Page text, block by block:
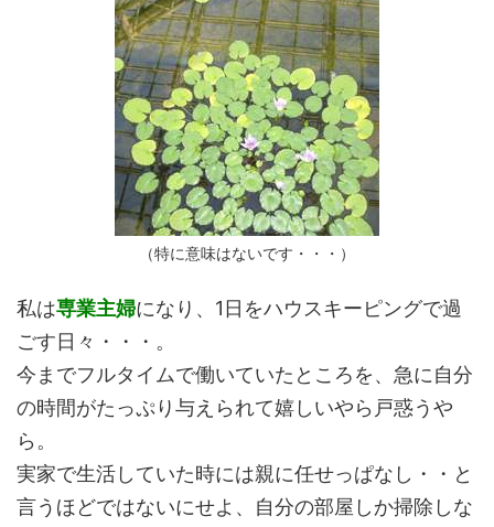
（特に意味はないです・・・）
私は専業主婦になり、1日をハウスキーピングで過
ごす日々・・・。
今までフルタイムで働いていたところを、急に自分
の時間がたっぷり与えられて嬉しいやら戸惑うや
ら。
実家で生活していた時には親に任せっぱなし・・と
言うほどではないにせよ、自分の部屋しか掃除しな